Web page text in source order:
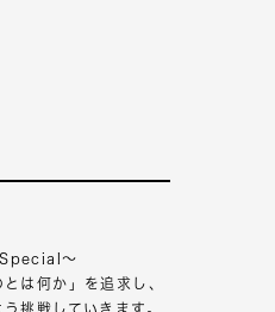
～
は何か」を追求し、
挑戦していきます。